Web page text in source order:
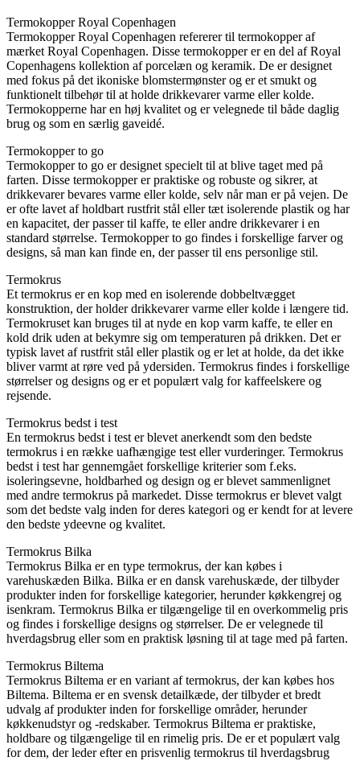
Termokopper Royal Copenhagen
Termokopper Royal Copenhagen refererer til termokopper af
mærket Royal Copenhagen. Disse termokopper er en del af Royal
Copenhagens kollektion af porcelæn og keramik. De er designet
med fokus på det ikoniske blomstermønster og er et smukt og
funktionelt tilbehør til at holde drikkevarer varme eller kolde.
Termokopperne har en høj kvalitet og er velegnede til både daglig
brug og som en særlig gaveidé.
Termokopper to go
Termokopper to go er designet specielt til at blive taget med på
farten. Disse termokopper er praktiske og robuste og sikrer, at
drikkevarer bevares varme eller kolde, selv når man er på vejen. De
er ofte lavet af holdbart rustfrit stål eller tæt isolerende plastik og har
en kapacitet, der passer til kaffe, te eller andre drikkevarer i en
standard størrelse. Termokopper to go findes i forskellige farver og
designs, så man kan finde en, der passer til ens personlige stil.
Termokrus
Et termokrus er en kop med en isolerende dobbeltvægget
konstruktion, der holder drikkevarer varme eller kolde i længere tid.
Termokruset kan bruges til at nyde en kop varm kaffe, te eller en
kold drik uden at bekymre sig om temperaturen på drikken. Det er
typisk lavet af rustfrit stål eller plastik og er let at holde, da det ikke
bliver varmt at røre ved på ydersiden. Termokrus findes i forskellige
størrelser og designs og er et populært valg for kaffeelskere og
rejsende.
Termokrus bedst i test
En termokrus bedst i test er blevet anerkendt som den bedste
termokrus i en række uafhængige test eller vurderinger. Termokrus
bedst i test har gennemgået forskellige kriterier som f.eks.
isoleringsevne, holdbarhed og design og er blevet sammenlignet
med andre termokrus på markedet. Disse termokrus er blevet valgt
som det bedste valg inden for deres kategori og er kendt for at levere
den bedste ydeevne og kvalitet.
Termokrus Bilka
Termokrus Bilka er en type termokrus, der kan købes i
varehuskæden Bilka. Bilka er en dansk varehuskæde, der tilbyder
produkter inden for forskellige kategorier, herunder køkkengrej og
isenkram. Termokrus Bilka er tilgængelige til en overkommelig pris
og findes i forskellige designs og størrelser. De er velegnede til
hverdagsbrug eller som en praktisk løsning til at tage med på farten.
Termokrus Biltema
Termokrus Biltema er en variant af termokrus, der kan købes hos
Biltema. Biltema er en svensk detailkæde, der tilbyder et bredt
udvalg af produkter inden for forskellige områder, herunder
køkkenudstyr og -redskaber. Termokrus Biltema er praktiske,
holdbare og tilgængelige til en rimelig pris. De er et populært valg
for dem, der leder efter en prisvenlig termokrus til hverdagsbrug